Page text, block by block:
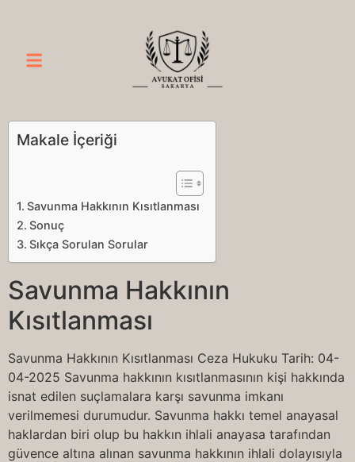
Makale İçeriği
Savunma Hakkının Kısıtlanması
Sonuç
Sıkça Sorulan Sorular
Savunma Hakkının
Kısıtlanması
Savunma Hakkının Kısıtlanması Ceza Hukuku Tarih: 04-
04-2025 Savunma hakkının kısıtlanmasının kişi hakkında
isnat edilen suçlamalara karşı savunma imkanı
verilmemesi durumudur. Savunma hakkı temel anayasal
haklardan biri olup bu hakkın ihlali anayasa tarafından
güvence altına alınan savunma hakkının ihlali dolayısıyla